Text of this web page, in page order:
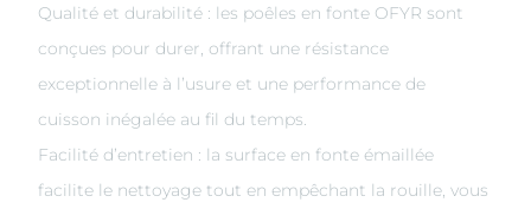
Qualité et durabilité : les poêles en fonte OFYR sont
conçues pour durer, offrant une résistance
exceptionnelle à l’usure et une performance de
cuisson inégalée au fil du temps.
Facilité d’entretien : la surface en fonte émaillée
facilite le nettoyage tout en empêchant la rouille, vous